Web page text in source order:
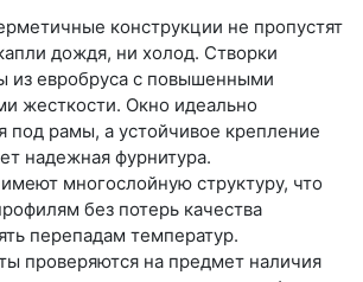
конструкции не пропустят
дождя, ни холод. Створки
из евробруса с повышенными
жесткости. Окно идеально
под рамы, а устойчивое крепление
надежная фурнитура.
многослойную структуру, что
без потерь качества
перепадам температур.
проверяются на предмет наличия